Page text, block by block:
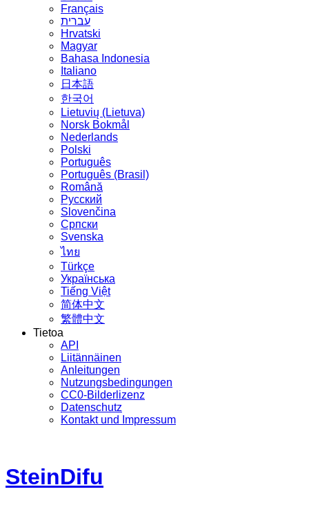
Français
עברית
Hrvatski
Magyar
Bahasa Indonesia
Italiano
日本語
한국어
Lietuvių (Lietuva)
‪Norsk Bokmål‬
Nederlands
Polski
Português
Português (Brasil)
Română
Русский
Slovenčina
Српски
Svenska
ไทย
Türkçe
Українська
Tiếng Việt
简体中文
繁體中文
Tietoa
API
Liitännäinen
Anleitungen
Nutzungsbedingungen
CC0-Bilderlizenz
Datenschutz
Kontakt und Impressum
SteinDifu